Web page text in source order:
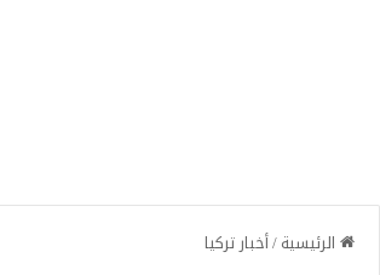
الرئيسية/أخبار تركيا